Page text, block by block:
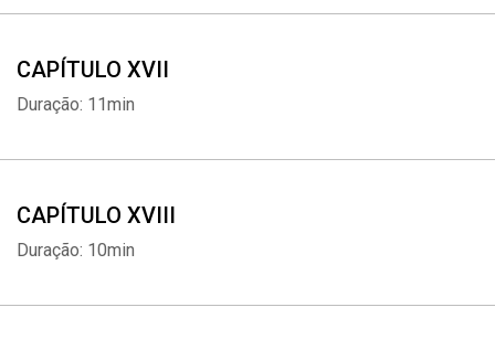
CAPÍTULO XVII
Duração: 11min
CAPÍTULO XVIII
Duração: 10min